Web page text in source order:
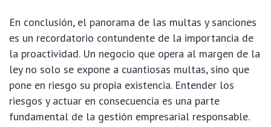
En conclusión, el panorama de las multas y sanciones
es un recordatorio contundente de la importancia de
la proactividad. Un negocio que opera al margen de la
ley no solo se expone a cuantiosas multas, sino que
pone en riesgo su propia existencia. Entender los
riesgos y actuar en consecuencia es una parte
fundamental de la gestión empresarial responsable.